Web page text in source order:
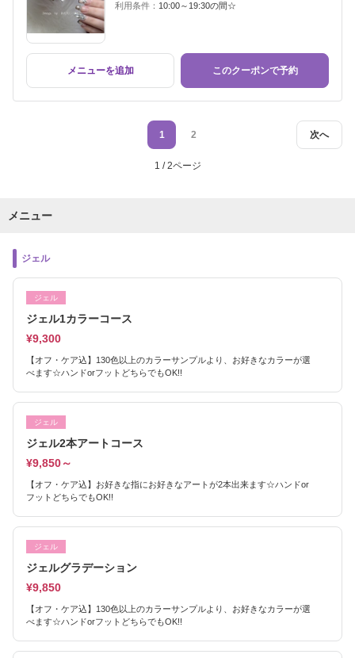
利用条件： 10:00～19:30の間☆
メニューを追加 このクーポンで予約
次へ
1 2
1 / 2ページ
メニュー
ジェル
ジェル
ジェル1カラーコース
¥9,300
【オフ・ケア込】130色以上のカラーサンプルより、お好きなカラーが選
べます☆ハンドorフットどちらでもOK!!
ジェル
ジェル2本アートコース
¥9,850～
【オフ・ケア込】お好きな指にお好きなアートが2本出来ます☆ハンドor
フットどちらでもOK!!
ジェル
ジェルグラデーション
¥9,850
【オフ・ケア込】130色以上のカラーサンプルより、お好きなカラーが選
べます☆ハンドorフットどちらでもOK!!